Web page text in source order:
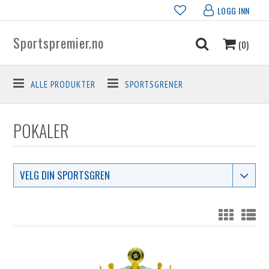
LOGG INN
Sportspremier.no (0)
ALLE PRODUKTER SPORTSGRENER
POKALER
VELG DIN SPORTSGREN